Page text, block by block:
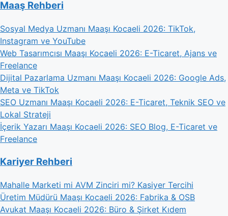
Maaş Rehberi
Sosyal Medya Uzmanı Maaşı Kocaeli 2026: TikTok,
Instagram ve YouTube
Web Tasarımcısı Maaşı Kocaeli 2026: E-Ticaret, Ajans ve
Freelance
Dijital Pazarlama Uzmanı Maaşı Kocaeli 2026: Google Ads,
Meta ve TikTok
SEO Uzmanı Maaşı Kocaeli 2026: E-Ticaret, Teknik SEO ve
Lokal Strateji
İçerik Yazarı Maaşı Kocaeli 2026: SEO Blog, E-Ticaret ve
Freelance
Kariyer Rehberi
Mahalle Marketi mi AVM Zinciri mi? Kasiyer Tercihi
Üretim Müdürü Maaşı Kocaeli 2026: Fabrika & OSB
Avukat Maaşı Kocaeli 2026: Büro & Şirket Kıdem